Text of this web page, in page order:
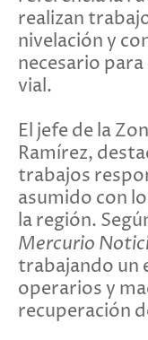
realizan
nivelación y
necesario
vial.
El jefe de la
Ramírez,
trabajos
asumido con
la región.
Mercurio
trabajando un
operarios y
recuperación